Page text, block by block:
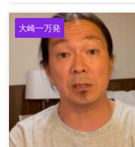
August 4, 2026
大崎一万発